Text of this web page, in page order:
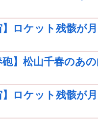
】ロケット残骸が
砲】松山千春のあ
】ロケット残骸が